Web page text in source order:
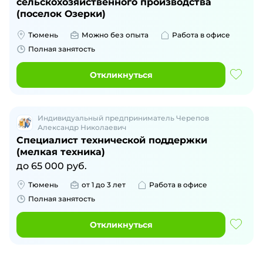
(поселок Озерки)
Тюмень Можно без опыта
Работа в офисе
Полная занятость
Откликнуться
Индивидуальный предприниматель Черепов
Александр Николаевич
Специалист технической поддержки
(мелкая техника)
до 65 000 руб.
Тюмень от 1 до 3 лет
Работа в офисе
Полная занятость
Откликнуться